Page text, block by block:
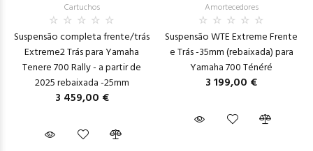
Cartuchos
Suspensão completa frente/trás
Extreme2 Trás para Yamaha
Tenere 700 Rally - a partir de
2025 rebaixada -25mm
3 459,00 €
Amortecedores
Suspensão WTE Extreme Frente
e Trás -35mm (rebaixada) para
Yamaha 700 Ténéré
3 199,00 €